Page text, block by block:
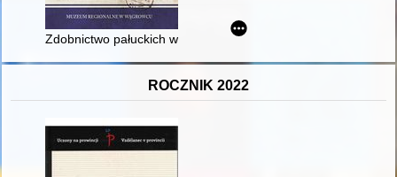
Zdobnictwo pałuckich wnętrz mieszkalnych
ROCZNIK 2022